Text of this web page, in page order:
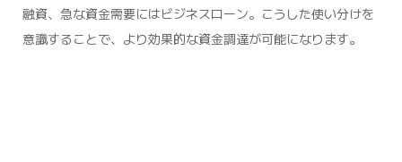
融資、急な資金需要にはビジネスローン。こうした使い分けを
意識することで、より効果的な資金調達が可能になります。